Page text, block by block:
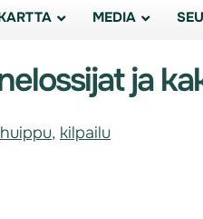
MEDIA
ja
huippu, kilpailu